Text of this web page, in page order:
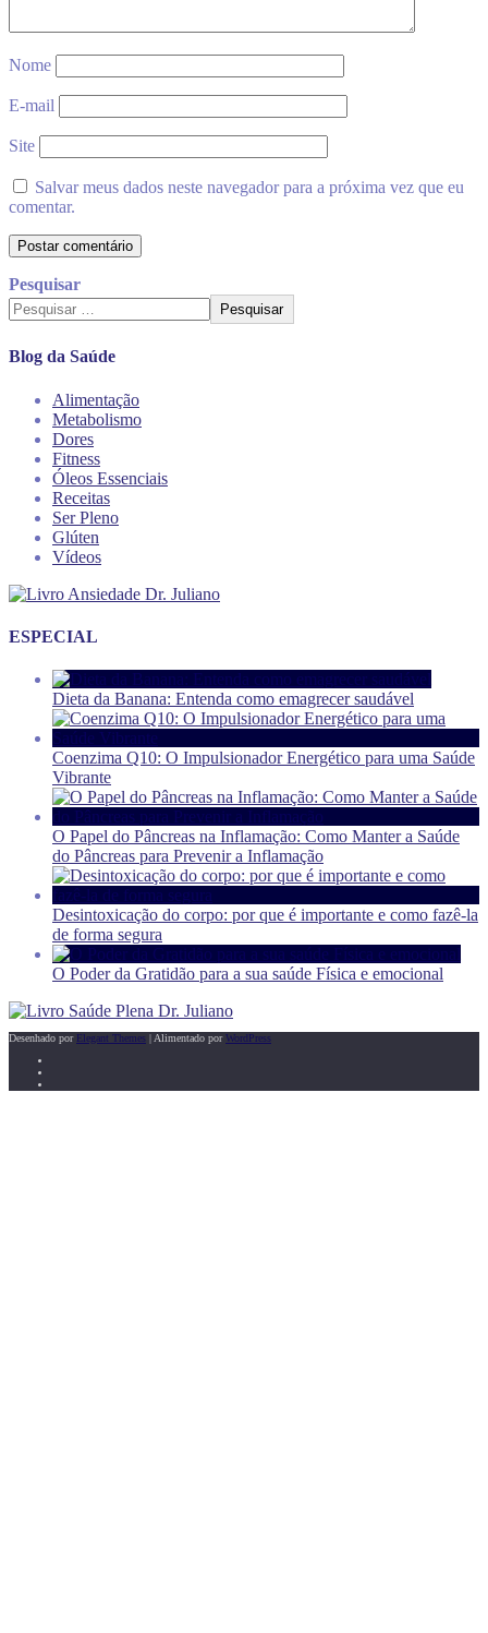
Nome
E-mail
Site
Salvar meus dados neste navegador para a próxima vez que eu
comentar.
Pesquisar
Pesquisar
Blog da Saúde
Alimentação
Metabolismo
Dores
Fitness
Óleos Essenciais
Receitas
Ser Pleno
Glúten
Vídeos
ESPECIAL
Dieta da Banana: Entenda como emagrecer saudável
Coenzima Q10: O Impulsionador Energético para uma Saúde
Vibrante
O Papel do Pâncreas na Inflamação: Como Manter a Saúde
do Pâncreas para Prevenir a Inflamação
Desintoxicação do corpo: por que é importante e como fazê-la
de forma segura
O Poder da Gratidão para a sua saúde Física e emocional
Desenhado por Elegant Themes | Alimentado porWordPress